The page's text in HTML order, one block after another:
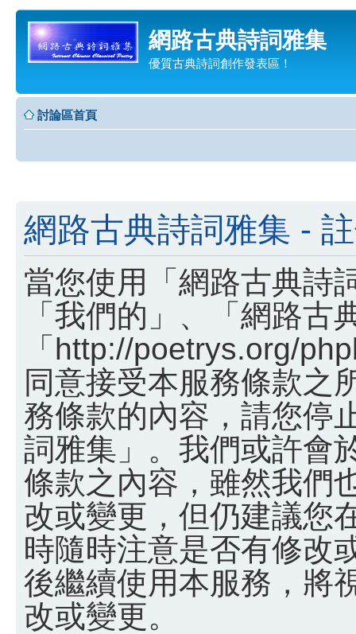
網路古典詩詞雅集
優質古典詩詞創作發表區！
討論區首頁
網路古典詩詞雅集 -
當您使用「網路古典詩
「我們的」、「網路古
「http://poetrys.org/
同意接受本服務條款之
務條款的內容，請您停
詞雅集」。我們或許會
條款之內容，雖然我們
改或變更，但仍建議您
時隨時注意是否有修改
後繼續使用本服務，將
改或變更。